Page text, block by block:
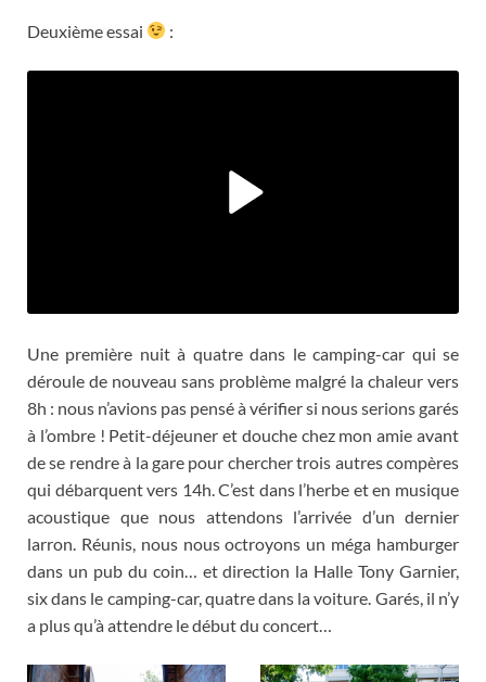
Deuxième essai :
Une première nuit à quatre dans le camping-car qui se
déroule de nouveau sans problème malgré la chaleur vers
8h : nous n’avions pas pensé à vérifier si nous serions garés
à l’ombre! Petit-déjeuner et douche chez mon amie avant
de se rendre à la gare pour chercher trois autres compères
qui débarquent vers 14h .C’est dans l’herbe et en musique
acoustique que nous attendons l’arrivée d’un dernier
larron Réunis, nous nous octroyons un méga hamburger
dans un pub du coin
et direction la Halle Tony Garnier,
six dans le camping-car, quatre dans la voiture Garés, il n’y
a plus qu’à attendre le début du concert